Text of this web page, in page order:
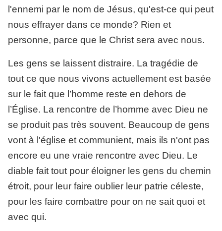
l'ennemi par le nom de Jésus, qu'est-ce qui peut
nous effrayer dans ce monde? Rien et
personne, parce que le Christ sera avec nous.
Les gens se laissent distraire. La tragédie de
tout ce que nous vivons actuellement est basée
sur le fait que l’homme reste en dehors de
l’Église. La rencontre de l’homme avec Dieu ne
se produit pas très souvent. Beaucoup de gens
vont à l'église et communient, mais ils n'ont pas
encore eu une vraie rencontre avec Dieu. Le
diable fait tout pour éloigner les gens du chemin
étroit, pour leur faire oublier leur patrie céleste,
pour les faire combattre pour on ne sait quoi et
avec qui.